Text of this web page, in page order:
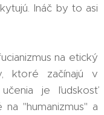
Ináč by to asi
na etický
ktoré začínajú v
je ľudskosť
"humanizmus" a